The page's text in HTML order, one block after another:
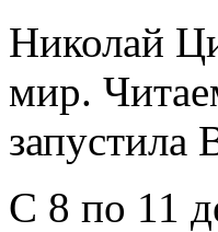
Николай
мир.
С 8 по 11